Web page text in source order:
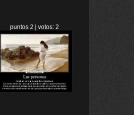
puntos 2 | votos: 2